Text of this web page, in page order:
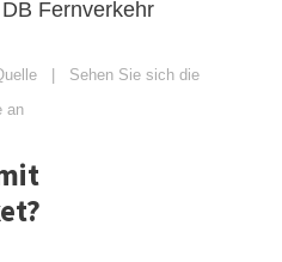
Fernverkehr
| Sehen Sie sich die
an